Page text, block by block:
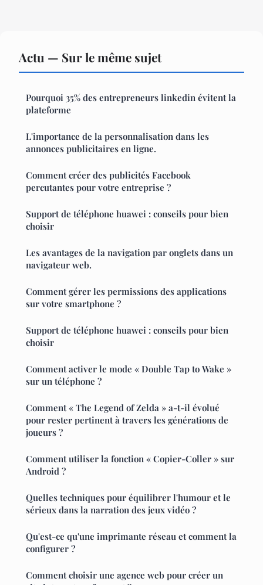
Actu — Sur le même sujet
Pourquoi 35% des entrepreneurs linkedin évitent la
plateforme
L'importance de la personnalisation dans les
annonces publicitaires en ligne.
Comment créer des publicités Facebook
percutantes pour votre entreprise ?
Support de téléphone huawei : conseils pour bien
choisir
Les avantages de la navigation par onglets dans un
navigateur web.
Comment gérer les permissions des applications
sur votre smartphone ?
Support de téléphone huawei : conseils pour bien
choisir
Comment activer le mode « Double Tap to Wake »
sur un téléphone ?
Comment « The Legend of Zelda » a-t-il évolué
pour rester pertinent à travers les générations de
joueurs ?
Comment utiliser la fonction « Copier-Coller » sur
Android ?
Quelles techniques pour équilibrer l'humour et le
sérieux dans la narration des jeux vidéo ?
Qu'est-ce qu'une imprimante réseau et comment la
configurer ?
Comment choisir une agence web pour créer un